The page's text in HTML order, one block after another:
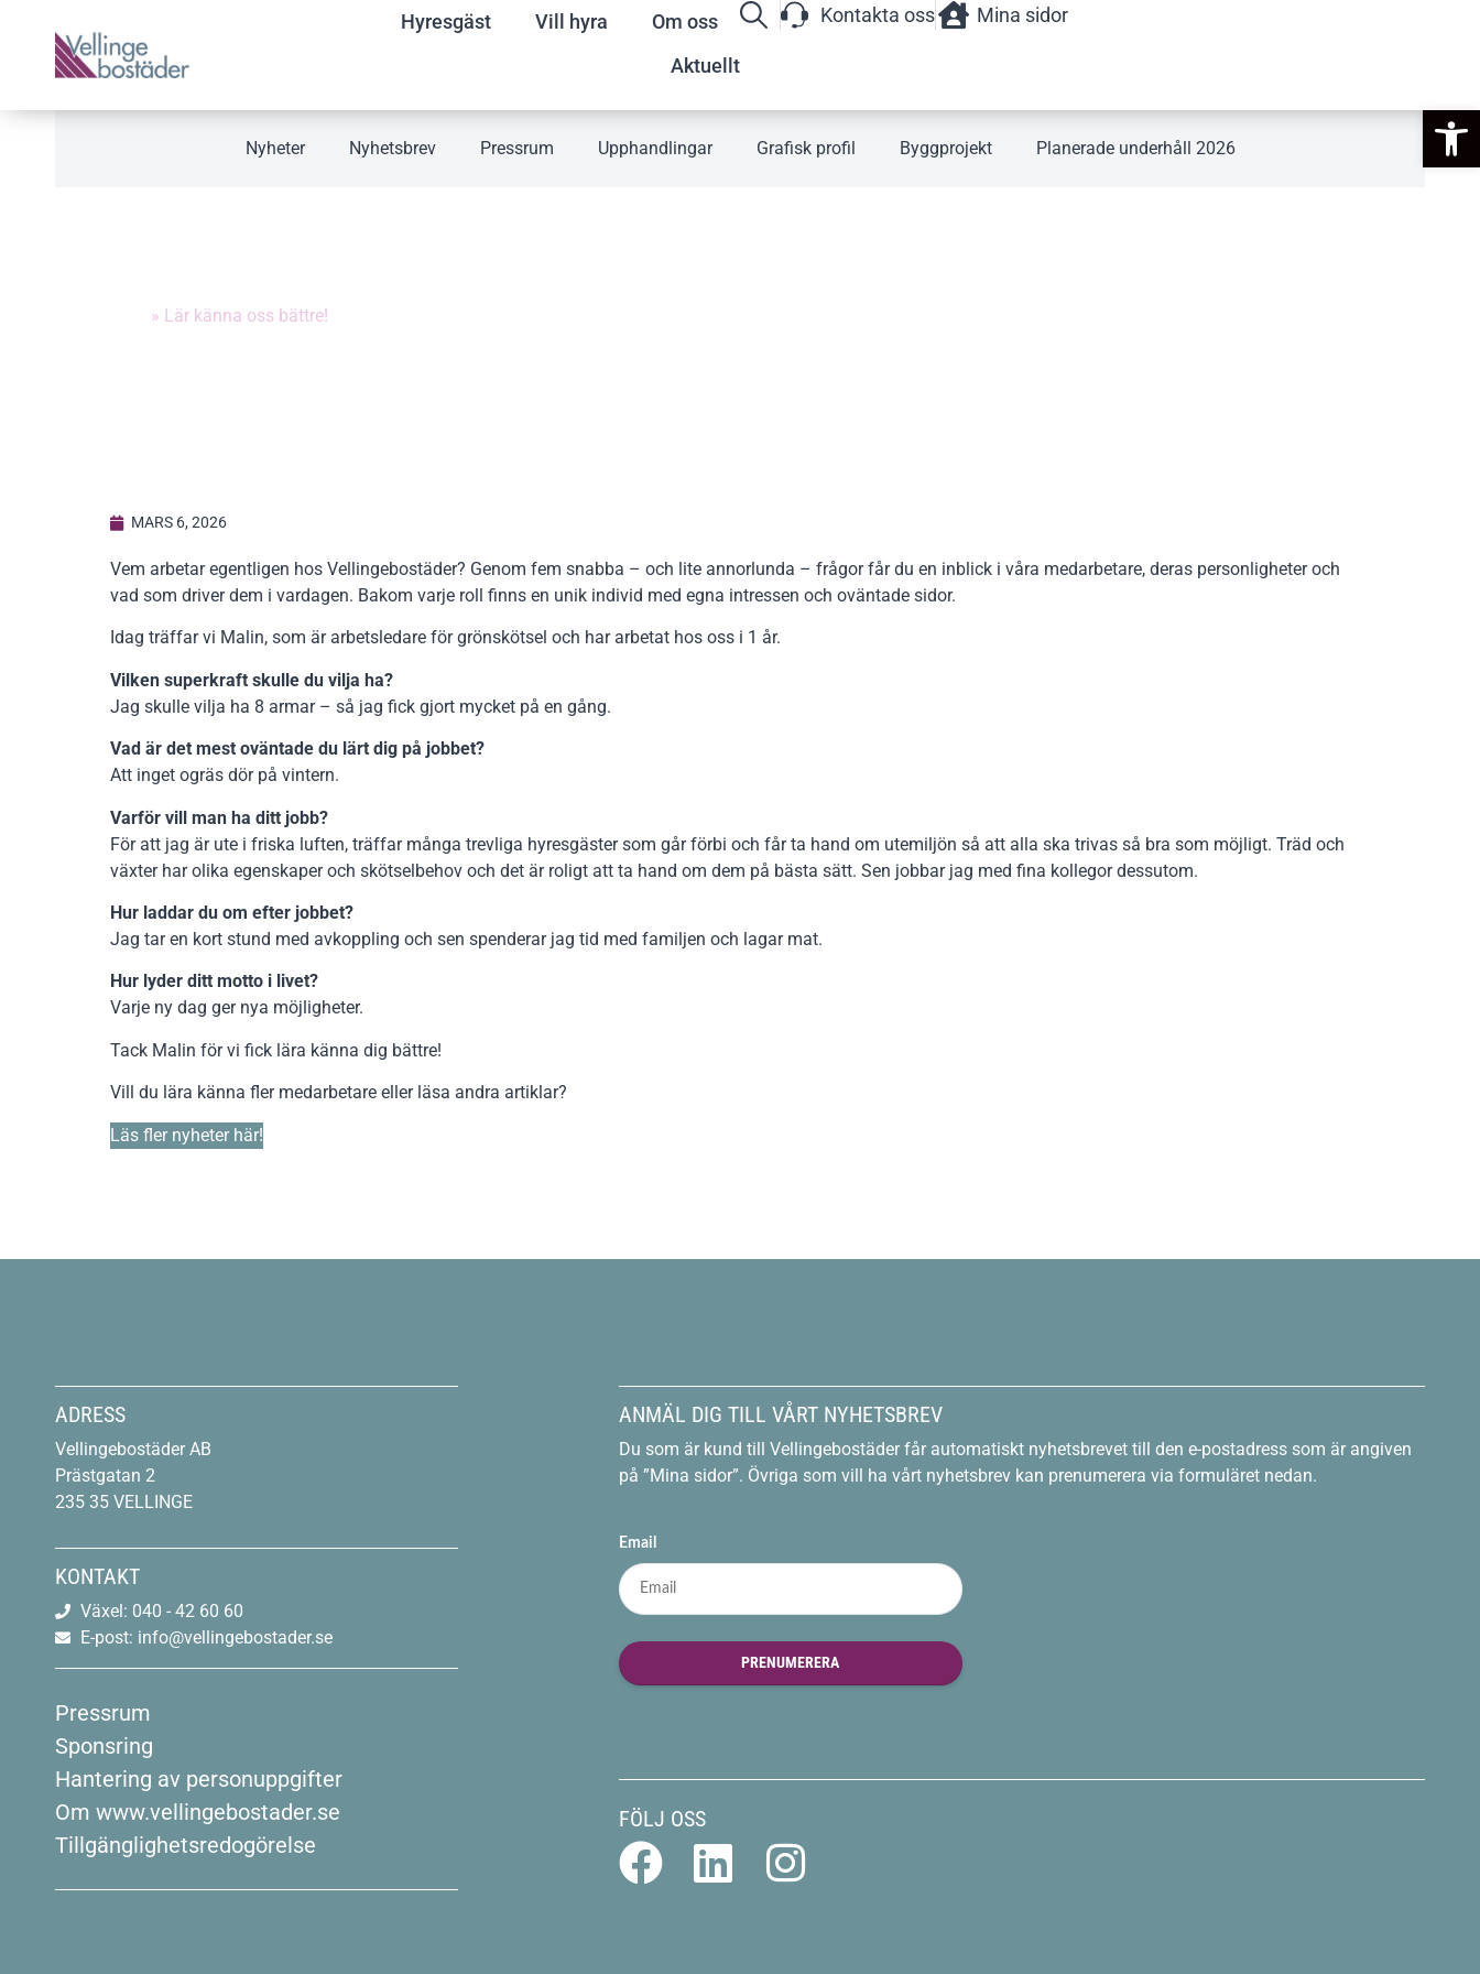
Hyresgäst Vill hyra
Om oss
Aktuellt
Kontakta oss Mina sidor
Nyheter Nyhetsbrev Pressrum Upphandlingar Grafisk profil Byggprojekt Planerade underhåll 2026
» Lär känna oss bättre!
MARS 6, 2026
Vem arbetar egentligen hos Vellingebostäder? Genom fem snabba – och lite annorlunda – frågor får du en inblick i våra medarbetare, deras personligheter och
vad som driver dem i vardagen. Bakom varje roll finns en unik individ med egna intressen och oväntade sidor.
Idag träffar vi Malin, som är arbetsledare för grönskötsel och har arbetat hos oss i 1 år.
Vilken superkraft skulle du vilja ha?
Jag skulle vilja ha 8 armar – så jag fick gjort mycket på en gång.
Vad är det mest oväntade du lärt dig på jobbet?
Att inget ogräs dör på vintern.
Varför vill man ha ditt jobb?
För att jag är ute i friska luften, träffar många trevliga hyresgäster som går förbi och får ta hand om utemiljön så att alla ska trivas så bra som möjligt. Träd och
växter har olika egenskaper och skötselbehov och det är roligt att ta hand om dem på bästa sätt. Sen jobbar jag med fina kollegor dessutom.
Hur laddar du om efter jobbet?
Jag tar en kort stund med avkoppling och sen spenderar jag tid med familjen och lagar mat.
Hur lyder ditt motto i livet?
Varje ny dag ger nya möjligheter.
Tack Malin för vi fick lära känna dig bättre!
Vill du lära känna fler medarbetare eller läsa andra artiklar?
Läs fler nyheter här!
ADRESS
Vellingebostäder AB
Prästgatan 2
235 35 VELLINGE
KONTAKT
Växel: 040 - 42 60 60
E-post: info@vellingebostader.se
Pressrum
Sponsring
Hantering av personuppgifter
Om www.vellingebostader.se
Tillgänglighetsredogörelse
ANMÄL DIG TILL VÅRT NYHETSBREV
Du som är kund till Vellingebostäder får automatiskt nyhetsbrevet till den e-postadress som är angiven
på ”Mina sidor”. Övriga som vill ha vårt nyhetsbrev kan prenumerera via formuläret nedan.
Email
PRENUMERERA
FÖLJ OSS